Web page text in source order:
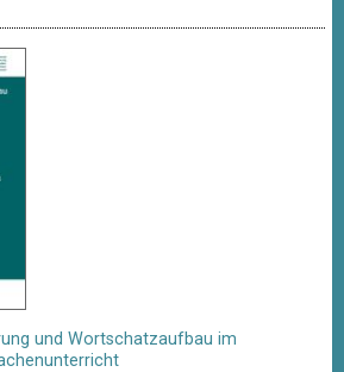
und Wortschatzaufbau im